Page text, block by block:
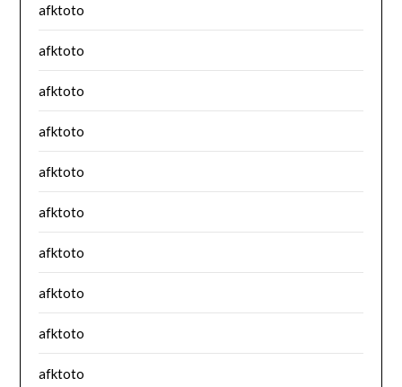
afktoto
afktoto
afktoto
afktoto
afktoto
afktoto
afktoto
afktoto
afktoto
afktoto